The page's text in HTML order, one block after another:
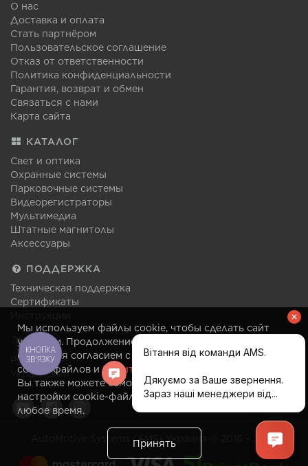
Мы используем файлы cookie, чтобы сделать сайт
удобным. Продолжение посещения сайта
считается согласием с правилами использования
cookie-файлов иПолитикой конфиденциальности
Вы также можете самостоятельно изменить
настройки cookie-файлов в своем браузере в
любое время.
Принять
О нас
Доставка и оплата
Стать партнёром
Пользовательское соглашение
Отказ от ответственности
Политика конфиденциальности
Гарантия, возврат и обмен
Связаться с нами
Карта сайта
КАТАЛОГ
Свет и оптика
Охранные системы
Парковочные системы
Видеорегистраторы
Мультимедиа
Штатные магнитолы
Аксессуары
ПОДДЕРЖКА
Техническая поддержка
Сертификаты
ЯЗЫК
Русский
Украинский
AutoMotive Systems (AMS) Украина © 2016 – 2026
КНОПКА
ЗВ'ЯЗКУ